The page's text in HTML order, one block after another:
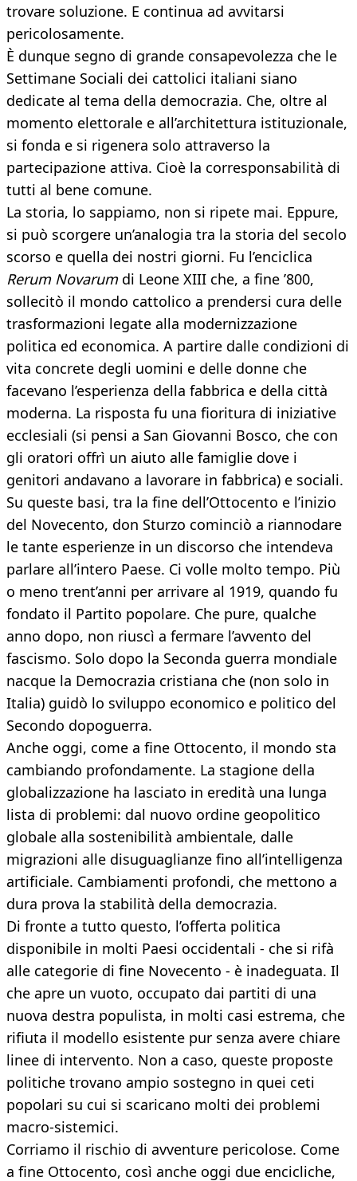
trovare soluzione. E continua ad avvitarsi
pericolosamente.
È dunque segno di grande consapevolezza che le
Settimane Sociali dei cattolici italiani siano
dedicate al tema della democrazia. Che, oltre al
momento elettorale e all’architettura istituzionale,
si fonda e si rigenera solo attraverso la
partecipazione attiva. Cioè la corresponsabilità di
tutti al bene comune.
La storia, lo sappiamo, non si ripete mai. Eppure,
si può scorgere un’analogia tra la storia del secolo
scorso e quella dei nostri giorni. Fu l’enciclica
Rerum Novarumdi Leone XIII che, a fine ’800,
sollecitò il mondo cattolico a prendersi cura delle
trasformazioni legate alla modernizzazione
politica ed economica. A partire dalle condizioni di
vita concrete degli uomini e delle donne che
facevano l’esperienza della fabbrica e della città
moderna. La risposta fu una fioritura di iniziative
ecclesiali (si pensi a San Giovanni Bosco, che con
gli oratori offrì un aiuto alle famiglie dove i
genitori andavano a lavorare in fabbrica) e sociali.
Su queste basi, tra la fine dell’Ottocento e l’inizio
del Novecento, don Sturzo cominciò a riannodare
le tante esperienze in un discorso che intendeva
parlare all’intero Paese. Ci volle molto tempo. Più
o meno trent’anni per arrivare al 1919, quando fu
fondato il Partito popolare. Che pure, qualche
anno dopo, non riuscì a fermare l’avvento del
fascismo. Solo dopo la Seconda guerra mondiale
nacque la Democrazia cristiana che (non solo in
Italia) guidò lo sviluppo economico e politico del
Secondo dopoguerra.
Anche oggi, come a fine Ottocento, il mondo sta
cambiando profondamente. La stagione della
globalizzazione ha lasciato in eredità una lunga
lista di problemi: dal nuovo ordine geopolitico
globale alla sostenibilità ambientale, dalle
migrazioni alle disuguaglianze fino all’intelligenza
artificiale. Cambiamenti profondi, che mettono a
dura prova la stabilità della democrazia.
Di fronte a tutto questo, l’offerta politica
disponibile in molti Paesi occidentali - che si rifà
alle categorie di fine Novecento - è inadeguata. Il
che apre un vuoto, occupato dai partiti di una
nuova destra populista, in molti casi estrema, che
rifiuta il modello esistente pur senza avere chiare
linee di intervento. Non a caso, queste proposte
politiche trovano ampio sostegno in quei ceti
popolari su cui si scaricano molti dei problemi
macro-sistemici.
Corriamo il rischio di avventure pericolose. Come
a fine Ottocento, così anche oggi due encicliche,